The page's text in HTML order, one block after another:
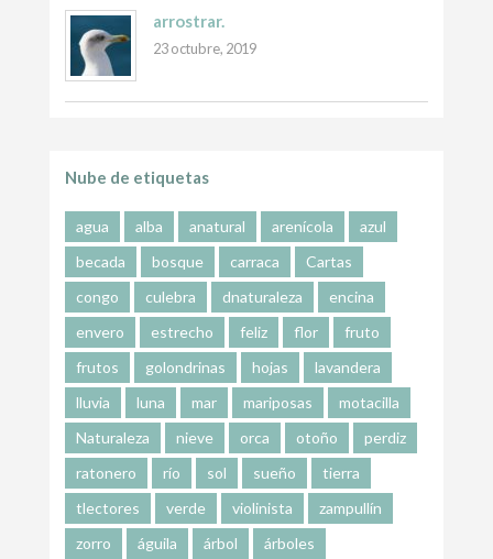
arrostrar.
23 octubre, 2019
Nube de etiquetas
agua alba anatural arenícola
azul
becada
bosque carraca
Cartas
congo
culebra dnaturaleza
encina
envero
estrecho feliz flor
fruto
frutos
golondrinas hojas
lavandera
lluvia
luna mar mariposas
motacilla
Naturaleza
nieve orca otoño
perdiz
ratonero
río sol sueño
tierra
tlectores
verde violinista
zampullín
zorro
águila árbol árboles